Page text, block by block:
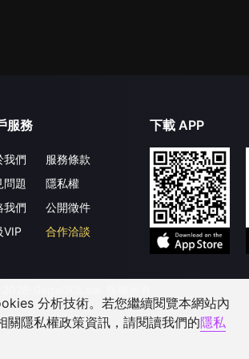
服務
我們
問題
我們
VIP
服務條款
隱私權
公開徵件
合作洽談
下載 APP
分析技術。若您繼續閱覽本網站內
隱私權政策資訊，請閱讀我們的隱私